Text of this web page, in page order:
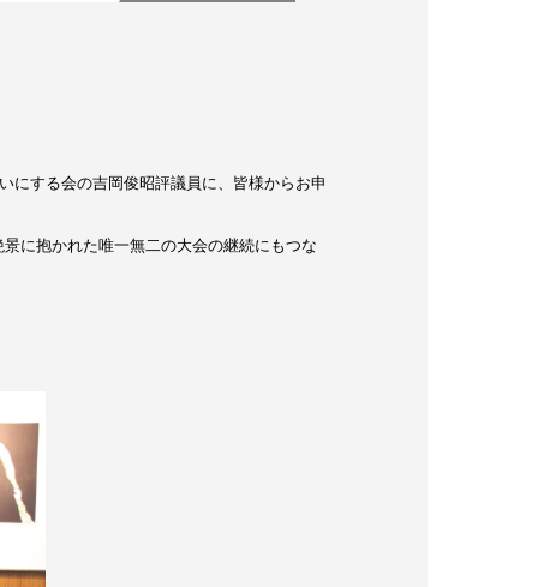
する会の吉岡俊昭評議員に、皆様からお申
に抱かれた唯一無二の大会の継続にもつな